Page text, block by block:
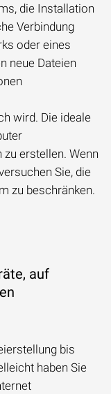
die Installation
Verbindung
oder eines
neue Dateien
wird. Die ideale
erstellen. Wenn
Sie, die
zu beschränken.
auf
bis
haben Sie